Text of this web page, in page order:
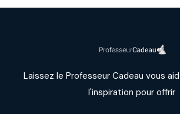
Laissez le Professeur Cadeau vous
l'inspiration pour offrir